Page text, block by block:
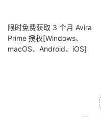
限时免费获取 3 个月 Avira
Prime 授权[Windows、
macOS、Android、iOS]